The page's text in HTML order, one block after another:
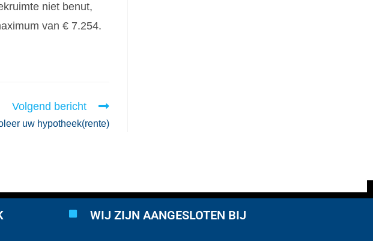
niet benut,
van € 7.254.
Volgend bericht
uw hypotheek(rente)
WIJ ZIJN AANGESLOTEN BIJ